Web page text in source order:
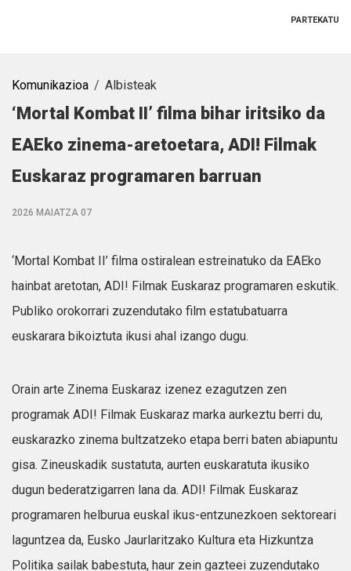
PARTEKATU
Komunikazioa Albisteak
‘Mortal Kombat II’ filma bihar iritsiko da
EAEko zinema-aretoetara, ADI! Filmak
Euskaraz programaren barruan
2026 MAIATZA 07
‘Mortal Kombat II’ filma ostiralean estreinatuko da EAEko
hainbat aretotan, ADI! Filmak Euskaraz programaren eskutik.
Publiko orokorrari zuzendutako film estatubatuarra
euskarara bikoiztuta ikusi ahal izango dugu.
Orain arte Zinema Euskaraz izenez ezagutzen zen
programak ADI! Filmak Euskaraz marka aurkeztu berri du,
euskarazko zinema bultzatzeko etapa berri baten abiapuntu
gisa. Zineuskadik sustatuta, aurten euskaratuta ikusiko
dugun bederatzigarren lana da. ADI! Filmak Euskaraz
programaren helburua euskal ikus-entzunezkoen sektoreari
laguntzea da, Eusko Jaurlaritzako Kultura eta Hizkuntza
Politika sailak babestuta, haur zein gazteei zuzendutako